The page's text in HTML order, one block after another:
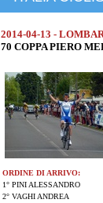
2014-04-13 -
70 COPPA PIERO
ORDINE DI ARRIVO:
1° PINI ALESSANDRO
2° VAGHI ANDREA